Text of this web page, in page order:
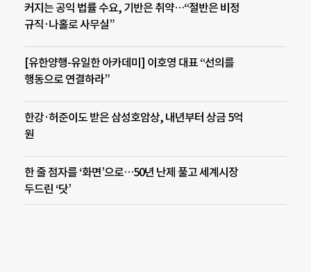
커지는 공익 법률 수요, 기반은 취약…“절반은 비정
규직·나홀로 사무실”
[유한양행-유일한 아카데미] 이호영 대표 “선의를
행동으로 연결하라”
한강·허준이도 받은 삼성호암상, 내년부터 상금 5억
원
한 줄 점자를 ‘화면’으로…50년 난제 풀고 세계시장
두드린 ‘닷’